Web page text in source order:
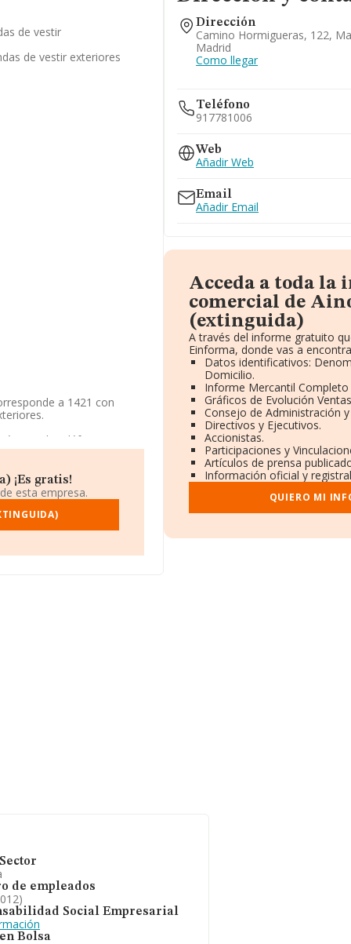
de vestir
de vestir exteriores
a 1421 con
de teléfono
tiene su domicilio
(28031), en el
al sector, la
mil euros. Respecto a la
¡Es gratis!
esta empresa.
Dirección
Camino Hormigueras, 122,
Madrid
Como llegar
Teléfono
917781006
Web
Añadir Web
Email
Añadir Email
Acceda a toda la
comercial de
(extinguida)
A través del informe gratuito
Einforma, donde vas a
Datos identificativos:
Domicilio.
Informe Mercantil Completo
Gráficos de Evolución
Consejo de Administración
Directivos y Ejecutivos.
Accionistas.
Participaciones y
Artículos de prensa
Información oficial y
QUIERO MI
de empleados
Social Empresarial
Bolsa